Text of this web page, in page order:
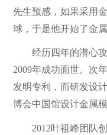
先生预感，如果采用
球，于是他开始了金
经历四年的潜心攻
2009年成功面世。次
发明专利，而研发设
博会中国馆设计金属
2012叶祖峰团队创